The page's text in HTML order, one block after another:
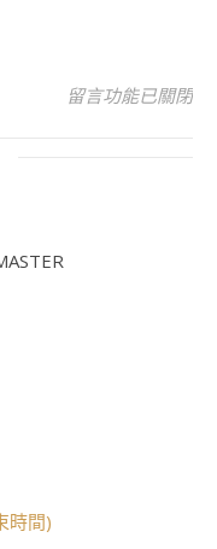
在〈台新銀行信
留言功能已關閉
時間)